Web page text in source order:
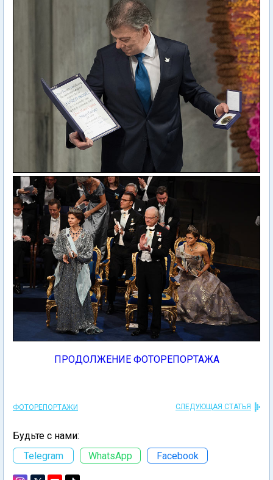
ПРОДОЛЖЕНИЕ ФОТОРЕПОРТАЖА
ФОТОРЕПОРТАЖИ СЛЕДУЮЩАЯ СТАТЬЯ
Будьте с нами:
Telegram
WhatsApp Facebook